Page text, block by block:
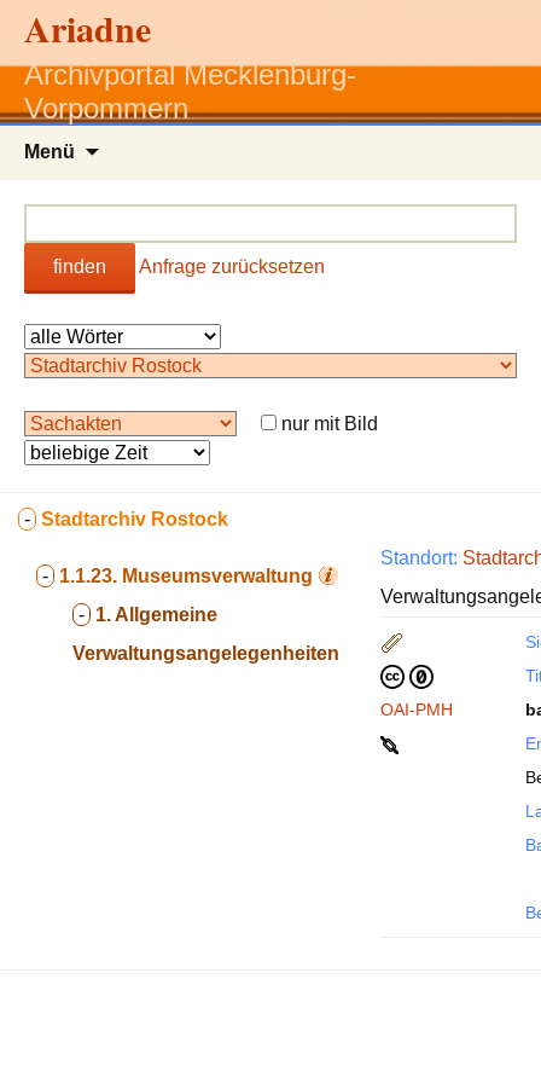
Ariadne
Archivportal Mecklenburg-
Vorpommern
Menü
finden Anfrage zurücksetzen
nur mit Bild
- Stadtarchiv Rostock
- 1.1.23. Museumsverwaltung
- 1. Allgemeine
Verwaltungsangelegenheiten
Standort:
OAI-PMH